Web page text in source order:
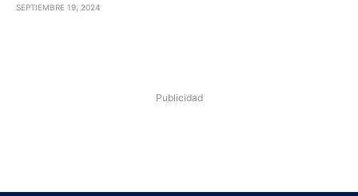
SEPTIEMBRE 19, 2024
Publicidad